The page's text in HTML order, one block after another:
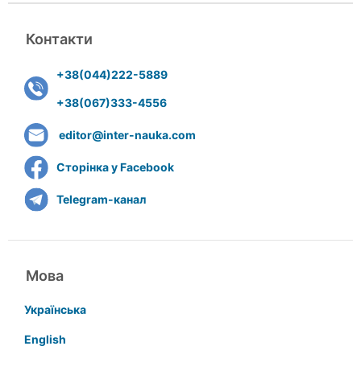
Контакти
+38(044)222-5889
+38(067)333-4556
editor@inter-nauka.com
Сторінка у Facebook
Telegram-канал
Мова
Українська
English